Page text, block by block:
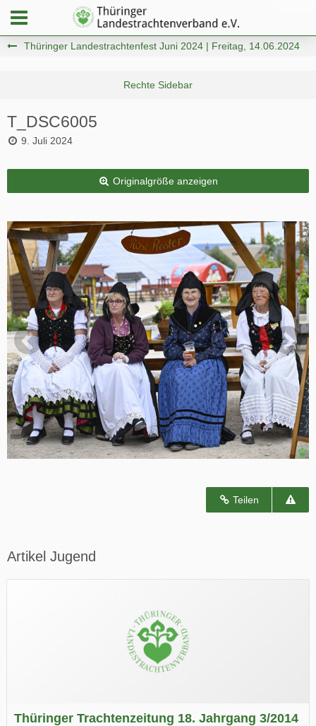
Thüringer Landestrachtenfest Juni 2024 | Freitag, 14.06.2024
T_DSC6005
9. Juli 2024
Originalgröße anzeigen
Teilen
Artikel Jugend
Thüringer Trachtenzeitung 18. Jahrgang 3/2014